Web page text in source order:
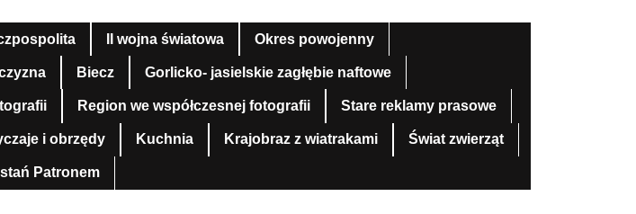
II wojna światowa Okres powojenny
Biecz Gorlicko- jasielskie zagłębie naftowe
Region we współczesnej fotografii Stare reklamy prasowe
i obrzędy Kuchnia Krajobraz z wiatrakami Świat zwierząt
Patronem